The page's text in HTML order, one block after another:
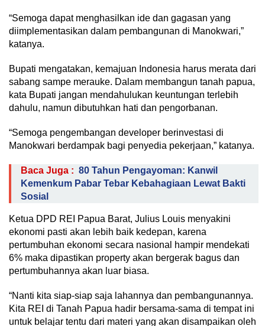
“Semoga dapat menghasilkan ide dan gagasan yang
diimplementasikan dalam pembangunan di Manokwari,”
katanya.
Bupati mengatakan, kemajuan Indonesia harus merata dari
sabang sampe merauke. Dalam membangun tanah papua,
kata Bupati jangan mendahulukan keuntungan terlebih
dahulu, namun dibutuhkan hati dan pengorbanan.
“Semoga pengembangan developer berinvestasi di
Manokwari berdampak bagi penyedia pekerjaan,” katanya.
Baca Juga : 80 Tahun Pengayoman: Kanwil
Kemenkum Pabar Tebar Kebahagiaan Lewat Bakti
Sosial
Ketua DPD REI Papua Barat, Julius Louis menyakini
ekonomi pasti akan lebih baik kedepan, karena
pertumbuhan ekonomi secara nasional hampir mendekati
6% maka dipastikan property akan bergerak bagus dan
pertumbuhannya akan luar biasa.
“Nanti kita siap-siap saja lahannya dan pembangunannya.
Kita REI di Tanah Papua hadir bersama-sama di tempat ini
untuk belajar tentu dari materi yang akan disampaikan oleh